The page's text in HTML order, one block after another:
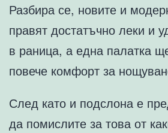
Разбира се, новите и
правят достатъчно леки и
в раница, а една палатка
повече комфорт за
След като и подслона е
да помислите за това от